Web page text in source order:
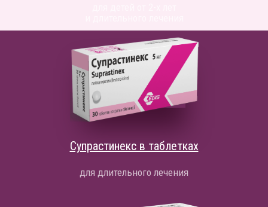
Супрастинекс в таблетках
для длительного лечения